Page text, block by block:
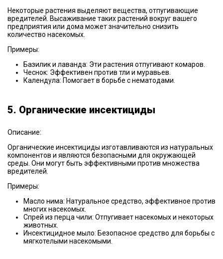
Некоторые растения выделяют вещества, отпугивающие
вредителей. Высаживание таких растений вокруг вашего
предприятия или дома может значительно снизить
количество насекомых.
Примеры:
Базилик и лаванда: Эти растения отпугивают комаров.
Чеснок: Эффективен против тли и муравьев.
Календула: Помогает в борьбе с нематодами.
5. Органические инсектициды
Описание:
Органические инсектициды изготавливаются из натуральных
компонентов и являются безопасными для окружающей
среды. Они могут быть эффективными против множества
вредителей.
Примеры:
Масло нима: Натуральное средство, эффективное против
многих насекомых.
Спрей из перца чили: Отпугивает насекомых и некоторых
животных.
Инсектицидное мыло: Безопасное средство для борьбы с
мягкотелыми насекомыми.